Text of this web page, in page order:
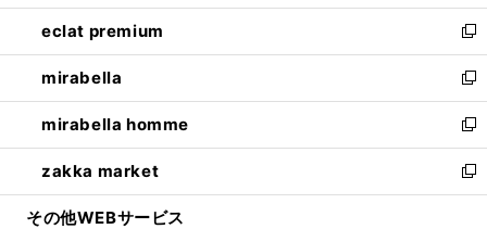
開
く
ウ
で
開
く
ン
ド
ウ
で
開
く
ウ
ィ
ン
ド
ウ
で
開
く
し
い
ウ
ィ
ン
ド
ウ
で
開
eclat premium
新
し
い
ウ
ィ
ン
ド
ウ
mirabella
新
し
い
ウ
ィ
ン
mirabella homme
新
し
い
ウ
zakka market
新
し
その他WEBサービス